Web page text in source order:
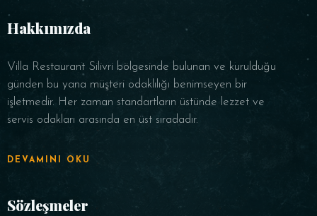
Hakkımızda
Villa Restaurant Silivri bölgesinde bulunan ve kurulduğu
günden bu yana müşteri odaklılığı benimseyen bir
işletmedir. Her zaman standartların üstünde lezzet ve
servis odakları arasında en üst sıradadır.
DEVAMINI OKU
Sözleşmeler